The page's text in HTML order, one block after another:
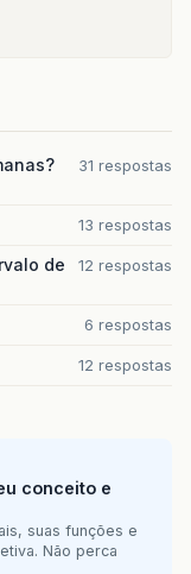
31 respostas
13 respostas
de
12 respostas
6 respostas
12 respostas
conceito e
suas funções e
Não perca